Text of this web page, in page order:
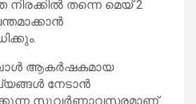
തന്നെ മെയ് 2
ആകർഷകമായ
നേടാൻ
സുവർണ്ണാവസരമാണ്